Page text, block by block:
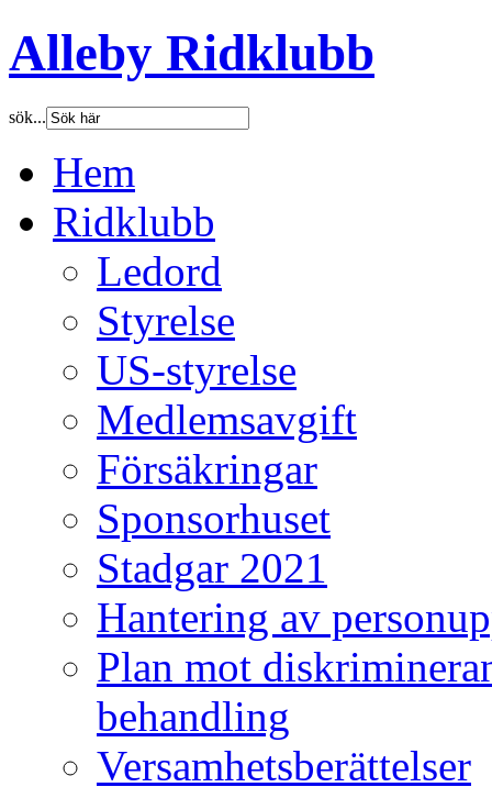
Alleby Ridklubb
sök...
Hem
Ridklubb
Ledord
Styrelse
US-styrelse
Medlemsavgift
Försäkringar
Sponsorhuset
Stadgar 2021
Hantering av
Plan mot
behandling
Versamhetsberättelser